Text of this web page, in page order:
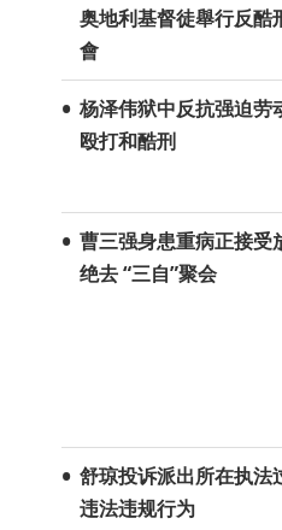
奥地利基督徒舉行反酷
會
杨泽伟狱中反抗强迫劳
殴打和酷刑
曹三强身患重病正接受
绝去 “三自”聚会
舒琼投诉派出所在执法
违法违规行为